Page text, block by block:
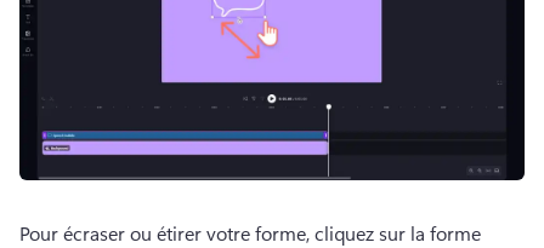
Pour écraser ou étirer votre forme, cliquez sur la forme